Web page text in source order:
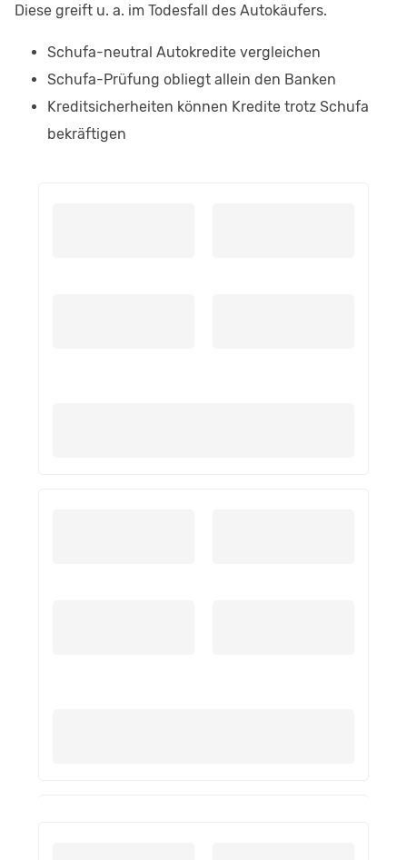
Diese greift u. a. im Todesfall des Autokäufers.
Schufa-neutral Autokredite vergleichen
Schufa-Prüfung obliegt allein den Banken
Kreditsicherheiten können Kredite trotz Schufa
bekräftigen